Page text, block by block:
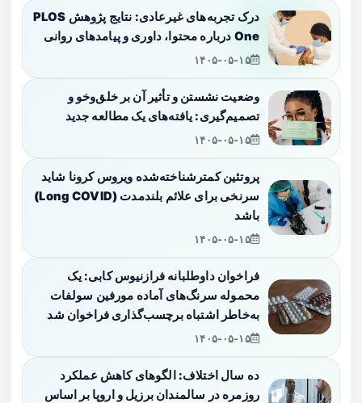
درک تجربه‌های غیرعادی: نتایج پژوهش PLOS
One درباره محتوا، داوری و پیامدهای روانی
۱۴۰۵-۰۵-۱۵
وضعیت نشستن و تأثیر آن بر خلق‌وخو و
تصمیم‌گیری: یافته‌های یک مطالعه جدید
۱۴۰۵-۰۵-۱۵
پروتئین کمترشناخته‌شده ویروس کرونا شاید
سرنخی برای علائم بلندمدت (Long COVID)
باشد
۱۴۰۵-۰۵-۱۵
فراخوان داوطلبانه فرازنیوس کابی: یک
محموله سرنگ‌های آماده مورفین سولفات
به‌خاطر اشتباه برچسب‌گذاری فراخوان شد
۱۴۰۵-۰۵-۱۵
ده سال اختلاف: الگوهای کاهش عملکرد
روزمره در سالمندان برزیل و اروپا بر اساس